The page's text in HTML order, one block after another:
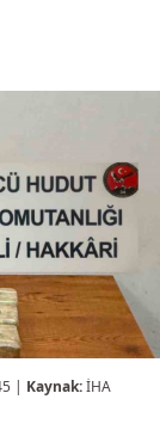
| Kaynak:İHA